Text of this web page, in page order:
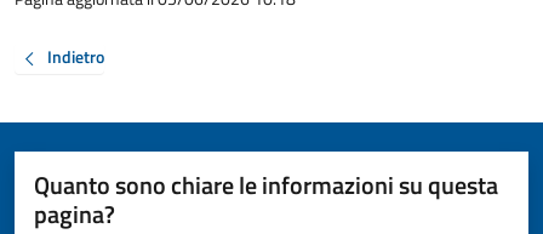
Indietro
Quanto sono chiare le informazioni su questa
pagina?